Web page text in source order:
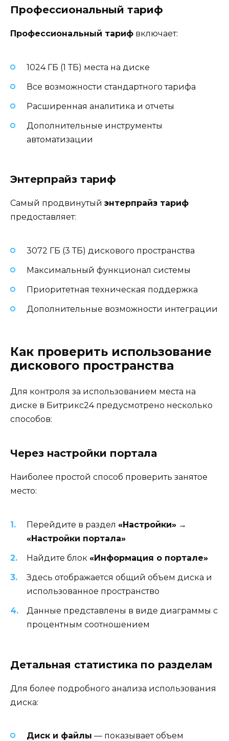
Профессиональный тариф
Профессиональный тариф включает:
1024 ГБ (1 ТБ) места на диске
Все возможности стандартного тарифа
Расширенная аналитика и отчеты
Дополнительные инструменты
автоматизации
Энтерпрайз тариф
Самый продвинутый энтерпрайз тариф
предоставляет:
3072 ГБ (3 ТБ) дискового пространства
Максимальный функционал системы
Приоритетная техническая поддержка
Дополнительные возможности интеграции
Как проверить использование
дискового пространства
Для контроля за использованием места на
диске в Битрикс24 предусмотрено несколько
способов:
Через настройки портала
Наиболее простой способ проверить занятое
место:
Перейдите в раздел «Настройки» →
«Настройки портала»
Найдите блок «Информация о портале»
Здесь отображается общий объем диска и
использованное пространство
Данные представлены в виде диаграммы с
процентным соотношением
Детальная статистика по разделам
Для более подробного анализа использования
диска:
Диск и файлы — показывает объем